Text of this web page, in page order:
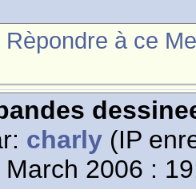
Rèpondre à ce
charly (IP
March 2006 :